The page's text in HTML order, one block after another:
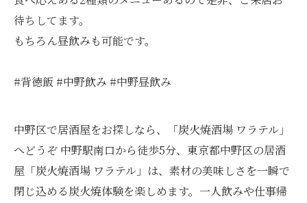
待ちしてます。
もちろん昼飲みも可能です。
#背徳飯 #中野飲み #中野昼飲み
中野区で居酒屋をお探しなら、「炭火焼酒場 ワラテル」
へどうぞ 中野駅南口から徒歩5分、東京都中野区の居酒
屋「炭火焼酒場 ワラテル」は、素材の美味しさを一瞬で
閉じ込める炭火焼体験を楽しめます。一人飲みや仕事帰